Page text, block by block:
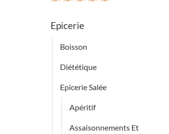
Epicerie
Boisson
Diététique
Epicerie Salée
Apéritif
Assaisonnements Et